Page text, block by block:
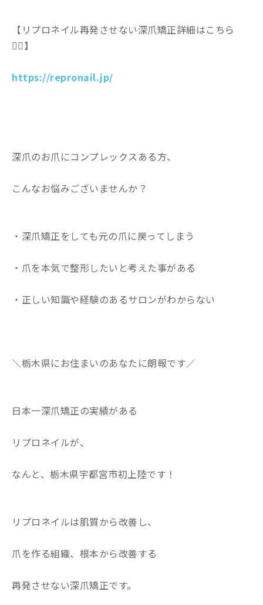
【リプロネイル再発させない深爪矯正詳細はこちら
💁‍♀️】
https://repronail.jp/
深爪のお爪にコンプレックスある方、
こんなお悩みございませんか？
・深爪矯正をしても元の爪に戻ってしまう
・爪を本気で整形したいと考えた事がある
・正しい知識や経験のあるサロンがわからない
＼栃木県にお住まいのあなたに朗報です／
日本一深爪矯正の実績がある
リプロネイルが、
なんと、栃木県宇都宮市初上陸です！
リプロネイルは肌質から改善し、
爪を作る組織、根本から改善する
再発させない深爪矯正です。